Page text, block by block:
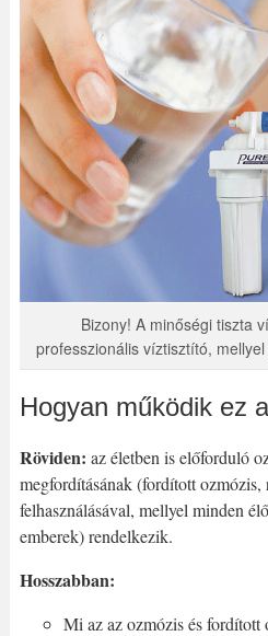
Bizony! A minőségi tiszta
professzionális víztisztító,
Hogyan működik ez
Röviden: az életben is előforduló
megfordításának (fordított ozmózis,
felhasználásával, mellyel minden
emberek) rendelkezik.
Hosszabban:
Mi az az ozmózis és fordított